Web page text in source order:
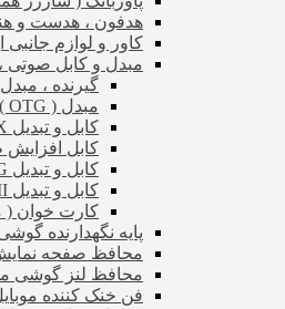
هدفون ، هدست و
کاور و لوازم جانبی
مبدل و کابل صوتی
گیرنده ،
مبدل ( OTG )
کابل و تبدیل AUX
کابل
کابل و تبدیل OTG
کابل و تبدیل HDMI
کارت خوان (
پایه نگهدارنده
محافظ صفحه
محافظ لنز گوشی
فن خنک کننده